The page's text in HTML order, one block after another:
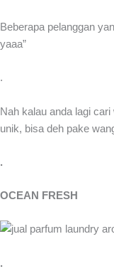
Beberapa pelanggan
yaaa”
.
Nah kalau anda lagi
unik, bisa deh pake
.
OCEAN FRESH
.